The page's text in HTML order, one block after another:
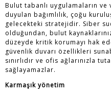
Bulut tabanlı uygulamaların
duyulan bağımlılık, çoğu
gelecekteki stratejidir. Siber
olduğundan, bulut
düzeyde kritik korumayı hak
güvenlik duvarı özellikleri
sınırlıdır ve ofis ağlarınızla
sağlayamazlar.
Karmaşık yönetim